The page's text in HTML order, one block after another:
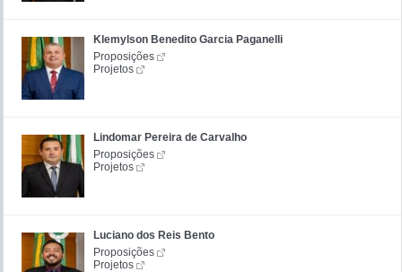
Klemylson Benedito Garcia Paganelli
Proposições
Projetos
Lindomar Pereira de Carvalho
Proposições
Projetos
Luciano dos Reis Bento
Proposições
Projetos